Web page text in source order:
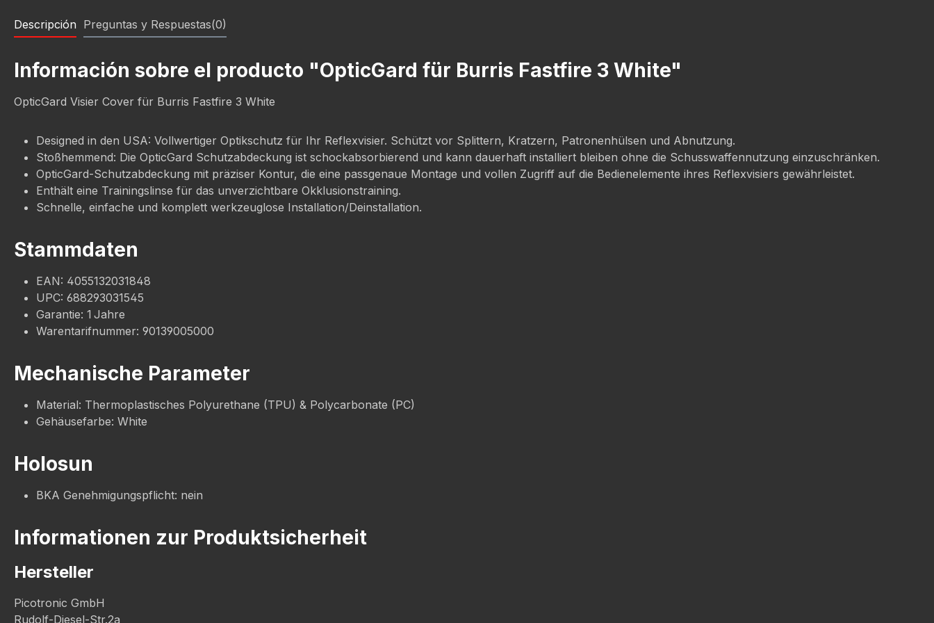
Descripción Preguntas y Respuestas(0)
Información sobre el producto "OpticGard für Burris Fastfire 3 White"
OpticGard Visier Cover für Burris Fastfire 3 White
Designed in den USA: Vollwertiger Optikschutz für Ihr Reflexvisier. Schützt vor Splittern, Kratzern, Patronenhülsen und Abnutzung.
Stoßhemmend: Die OpticGard Schutzabdeckung ist schockabsorbierend und kann dauerhaft installiert bleiben ohne die Schusswaffennutzung einzuschränken.
OpticGard-Schutzabdeckung mit präziser Kontur, die eine passgenaue Montage und vollen Zugriff auf die Bedienelemente ihres Reflexvisiers gewährleistet.
Enthält eine Trainingslinse für das unverzichtbare Okklusionstraining.
Schnelle, einfache und komplett werkzeuglose Installation/Deinstallation.
Stammdaten
EAN: 4055132031848
UPC: 688293031545
Garantie: 1 Jahre
Warentarifnummer: 90139005000
Mechanische Parameter
Material: Thermoplastisches Polyurethane (TPU) & Polycarbonate (PC)
Gehäusefarbe: White
Holosun
BKA Genehmigungspflicht: nein
Informationen zur Produktsicherheit
Hersteller
Picotronic GmbH
Rudolf-Diesel-Str.2a